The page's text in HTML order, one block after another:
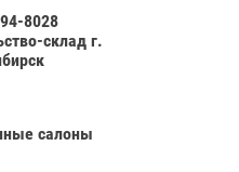
8028
склад г.
салоны